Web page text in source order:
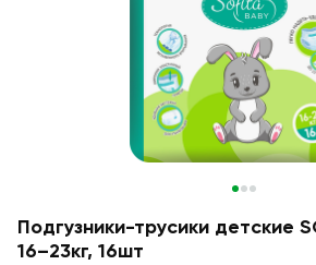
Подгузники-трусики детские
16–23кг, 16шт